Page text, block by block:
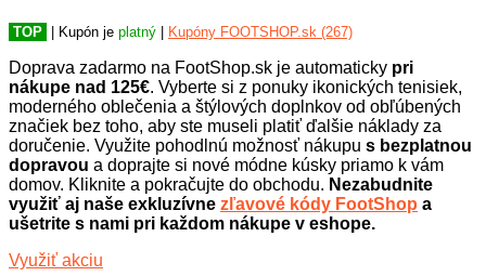
TOP | Kupón je platný | Kupóny FOOTSHOP.sk (267)
Doprava zadarmo na FootShop.sk je automaticky pri
nákupe nad 125€. Vyberte si z ponuky ikonických tenisiek,
moderného oblečenia a štýlových doplnkov od obľúbených
značiek bez toho, aby ste museli platiť ďalšie náklady za
doručenie. Využite pohodlnú možnosť nákupu s bezplatnou
dopravou a doprajte si nové módne kúsky priamo k vám
domov. Kliknite a pokračujte do obchodu. Nezabudnite
využiť aj naše exkluzívne zľavové kódy FootShop a
ušetrite s nami pri každom nákupe v eshope.
Využiť akciu